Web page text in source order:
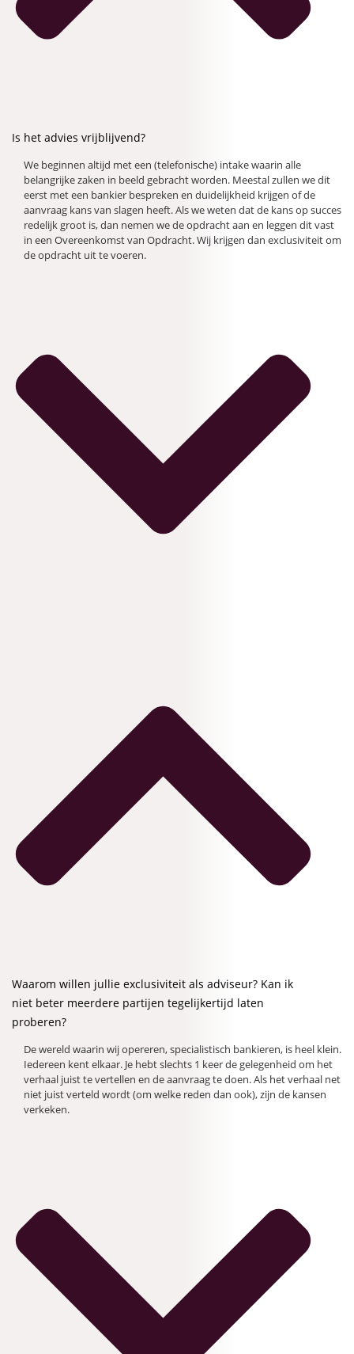
Is het advies vrijblijvend?
We beginnen altijd met een (telefonische) intake waarin alle
belangrijke zaken in beeld gebracht worden. Meestal zullen we dit
eerst met een bankier bespreken en duidelijkheid krijgen of de
aanvraag kans van slagen heeft. Als we weten dat de kans op succes
redelijk groot is, dan nemen we de opdracht aan en leggen dit vast
in een Overeenkomst van Opdracht. Wij krijgen dan exclusiviteit om
de opdracht uit te voeren.
Waarom willen jullie exclusiviteit als adviseur? Kan ik
niet beter meerdere partijen tegelijkertijd laten
proberen?
De wereld waarin wij opereren, specialistisch bankieren, is heel klein.
Iedereen kent elkaar. Je hebt slechts 1 keer de gelegenheid om het
verhaal juist te vertellen en de aanvraag te doen. Als het verhaal net
niet juist verteld wordt (om welke reden dan ook), zijn de kansen
verkeken.